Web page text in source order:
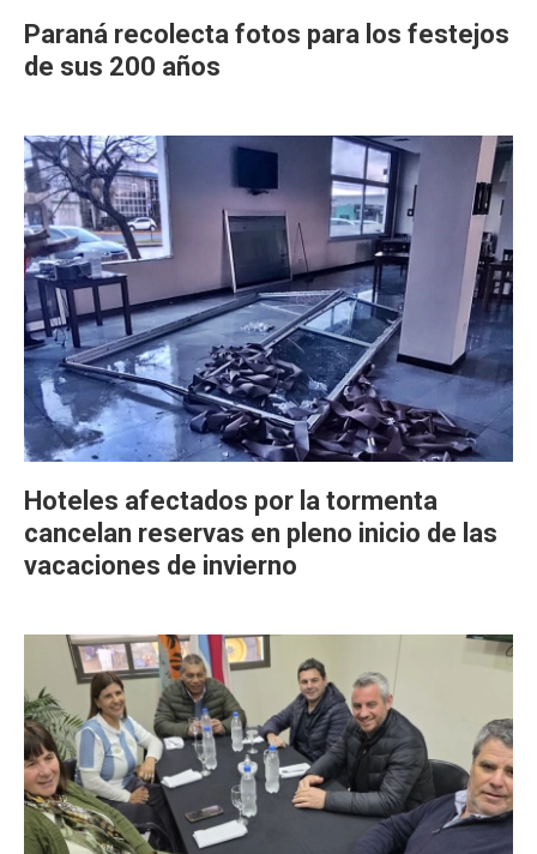
Paraná recolecta fotos para los festejos
de sus 200 años
Hoteles afectados por la tormenta
cancelan reservas en pleno inicio de las
vacaciones de invierno